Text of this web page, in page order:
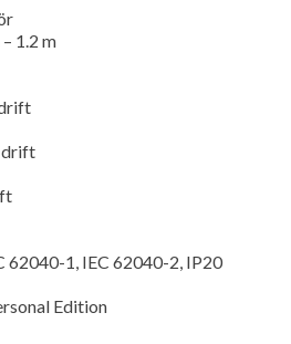
1.2 m
drift
62040-1, IEC 62040-2, IP20
Edition